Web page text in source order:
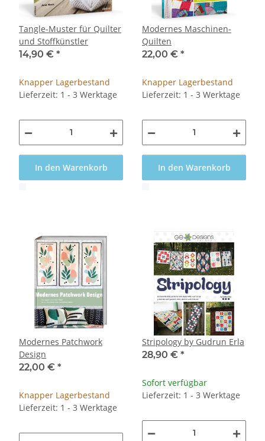
Tangle-Muster für Quilter
und Stoffkünstler
14,90 € *
Knapper Lagerbestand
Lieferzeit: 1 - 3 Werktage
In den Warenkorb
Modernes Maschinen-
Quilten
22,00 € *
Knapper Lagerbestand
Lieferzeit: 1 - 3 Werktage
In den Warenkorb
Modernes Patchwork
Design
22,00 € *
Knapper Lagerbestand
Lieferzeit: 1 - 3 Werktage
Stripology by Gudrun Erla
28,90 € *
Sofort verfügbar
Lieferzeit: 1 - 3 Werktage